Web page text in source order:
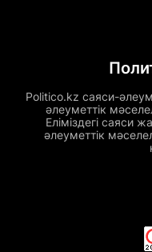
Politico.kz саяси-
әлеуметтік
Еліміздегі саяси
әлеуметтік